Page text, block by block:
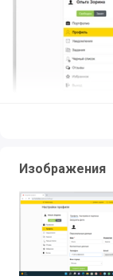
Изображения